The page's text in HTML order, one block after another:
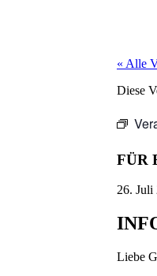
« Alle
Diese
FÜR
26. Juli
Liebe